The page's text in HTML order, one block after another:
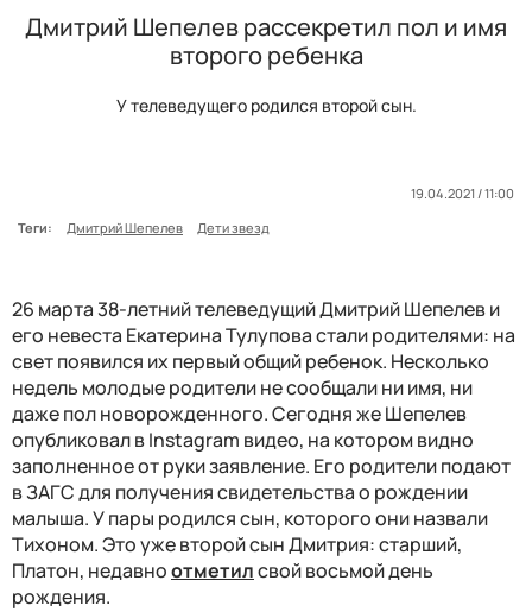
Дмитрий Шепелев рассекретил пол и имя
второго ребенка
У телеведущего родился второй сын.
19.04.2021 / 11:00
Теги:
Дмитрий Шепелев Дети звезд
26 марта38-летний телеведущий Дмитрий Шепелев и
его невеста Екатерина Тулупова стали родителями: на
свет появился их первый общий ребенок. Несколько
недель молодые родители не сообщали ни имя, ни
даже пол новорожденного. Сегодня же Шепелев
опубликовал в Instagram видео, на котором видно
заполненное от руки заявление. Его родители подают
в ЗАГС для получения свидетельства о рождении
малыша. У пары родился сын, которого они назвали
Тихоном. Это уже второй сын Дмитрия: старший,
Платон, недавноотметилсвой восьмой день
рождения.